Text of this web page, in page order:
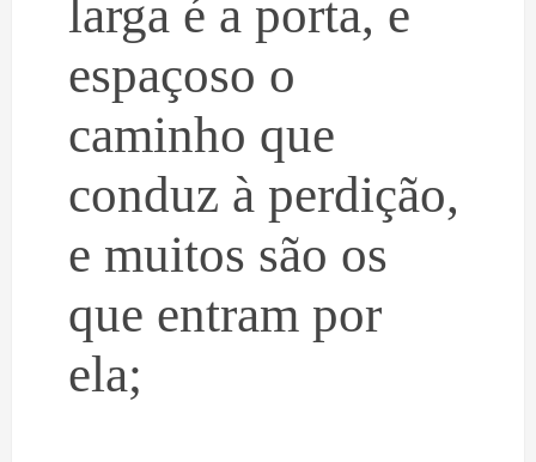
larga é a porta, e
espaçoso o
caminho que
conduz à perdição,
e muitos são os
que entram por
ela;